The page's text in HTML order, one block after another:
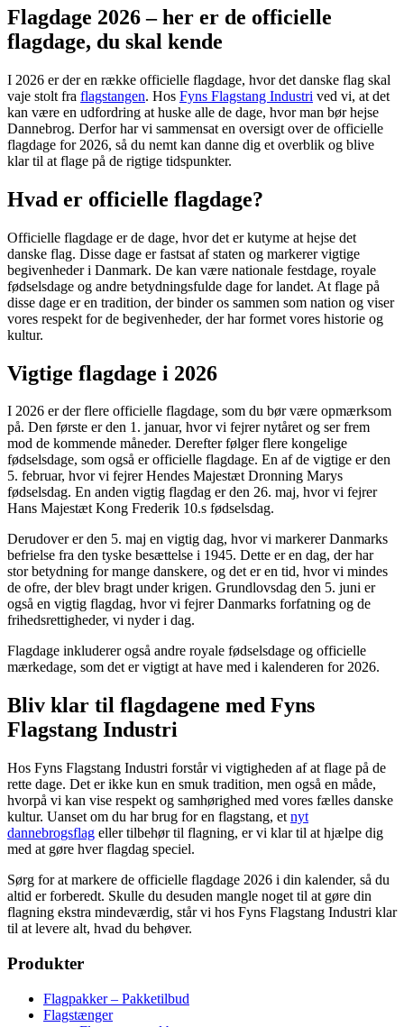
Flagdage 2026 – her er de officielle
flagdage, du skal kende
I 2026 er der en række officielle flagdage, hvor det danske flag skal
vaje stolt fra flagstangen. Hos Fyns Flagstang Industri ved vi, at det
kan være en udfordring at huske alle de dage, hvor man bør hejse
Dannebrog. Derfor har vi sammensat en oversigt over de officielle
flagdage for 2026, så du nemt kan danne dig et overblik og blive
klar til at flage på de rigtige tidspunkter.
Hvad er officielle flagdage?
Officielle flagdage er de dage, hvor det er kutyme at hejse det
danske flag. Disse dage er fastsat af staten og markerer vigtige
begivenheder i Danmark. De kan være nationale festdage, royale
fødselsdage og andre betydningsfulde dage for landet. At flage på
disse dage er en tradition, der binder os sammen som nation og viser
vores respekt for de begivenheder, der har formet vores historie og
kultur.
Vigtige flagdage i 2026
I 2026 er der flere officielle flagdage, som du bør være opmærksom
på. Den første er den 1. januar, hvor vi fejrer nytåret og ser frem
mod de kommende måneder. Derefter følger flere kongelige
fødselsdage, som også er officielle flagdage. En af de vigtige er den
5. februar, hvor vi fejrer Hendes Majestæt Dronning Marys
fødselsdag. En anden vigtig flagdag er den 26. maj, hvor vi fejrer
Hans Majestæt Kong Frederik 10.s fødselsdag.
Derudover er den 5. maj en vigtig dag, hvor vi markerer Danmarks
befrielse fra den tyske besættelse i 1945. Dette er en dag, der har
stor betydning for mange danskere, og det er en tid, hvor vi mindes
de ofre, der blev bragt under krigen. Grundlovsdag den 5. juni er
også en vigtig flagdag, hvor vi fejrer Danmarks forfatning og de
frihedsrettigheder, vi nyder i dag.
Flagdage inkluderer også andre royale fødselsdage og officielle
mærkedage, som det er vigtigt at have med i kalenderen for 2026.
Bliv klar til flagdagene med Fyns
Flagstang Industri
Hos Fyns Flagstang Industri forstår vi vigtigheden af at flage på de
rette dage. Det er ikke kun en smuk tradition, men også en måde,
hvorpå vi kan vise respekt og samhørighed med vores fælles danske
kultur. Uanset om du har brug for en flagstang, et nyt
dannebrogsflag eller tilbehør til flagning, er vi klar til at hjælpe dig
med at gøre hver flagdag speciel.
Sørg for at markere de officielle flagdage 2026 i din kalender, så du
altid er forberedt. Skulle du desuden mangle noget til at gøre din
flagning ekstra mindeværdig, står vi hos Fyns Flagstang Industri klar
til at levere alt, hvad du behøver.
Produkter
Flagpakker – Pakketilbud
Flagstænger